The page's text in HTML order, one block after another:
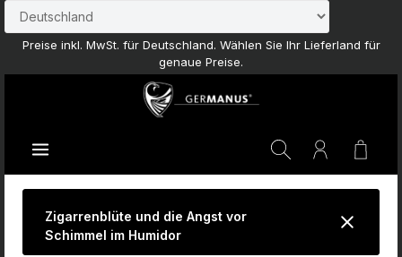
Zum Hauptinhalt springen
Preise inkl. MwSt. für Deutschland. Wählen Sie Ihr Lieferland für
genaue Preise.
Zigarrenblüte und die Angst vor
Schimmel im Humidor